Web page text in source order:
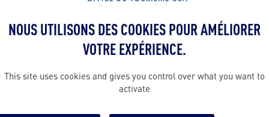
de Pauline Poles, experte des USA et
pour Amplitudes en cliquant ici.
NOUS UTILISONS DES COOKIES POUR AMÉLIORER
VOTRE EXPÉRIENCE.
This site uses cookies and gives you control over what you want to
activate